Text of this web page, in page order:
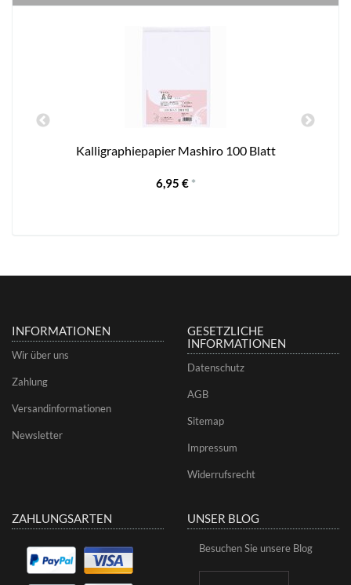
Kalligraphiepapier Mashiro 100 Blatt
6,95 € *
INFORMATIONEN
Wir über uns
Zahlung
Versandinformationen
Newsletter
GESETZLICHE
INFORMATIONEN
Datenschutz
AGB
Sitemap
Impressum
Widerrufsrecht
ZAHLUNGSARTEN UNSER BLOG
Besuchen Sie unsere Blog